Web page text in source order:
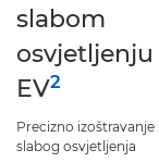
slabom
EV2
Precizno
slabog osvjetljenja